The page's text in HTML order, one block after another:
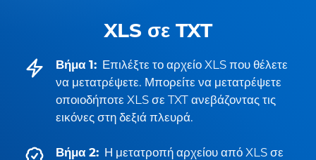
XLS σε TXT
Βήμα 1: Επιλέξτε το αρχείο XLS που θέλετε
να μετατρέψετε. Μπορείτε να μετατρέψετε
οποιοδήποτε XLS σε TXT ανεβάζοντας τις
εικόνες στη δεξιά πλευρά.
Βήμα 2: Η μετατροπή αρχείου από XLS σε